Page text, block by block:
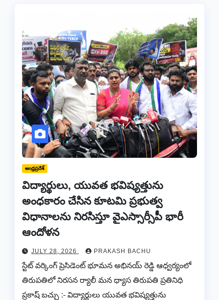
ఆంధ్రప్రదేశ్
విద్యార్థులు, యువత భవిష్యత్తును
అంధకారం చేసిన కూటమి ప్రభుత్వ
విధానాలను నిరసిస్తూ వైఎస్సార్సీపీ భారీ
ఆందోళన
JULY 28, 2026 PRAKASH BACHU
స్టేట్ వర్కింగ్ ప్రెసిడెంట్ భూమన అభినయ్ రెడ్డి ఆధ్వర్యంలో
తిరుపతిలో నిరసన ర్యాలీ మన ధ్యాస తిరుపతి ప్రతినిధి
ప్రకాష్ బచ్చు :- విద్యార్థులు యువత భవిష్యత్తును